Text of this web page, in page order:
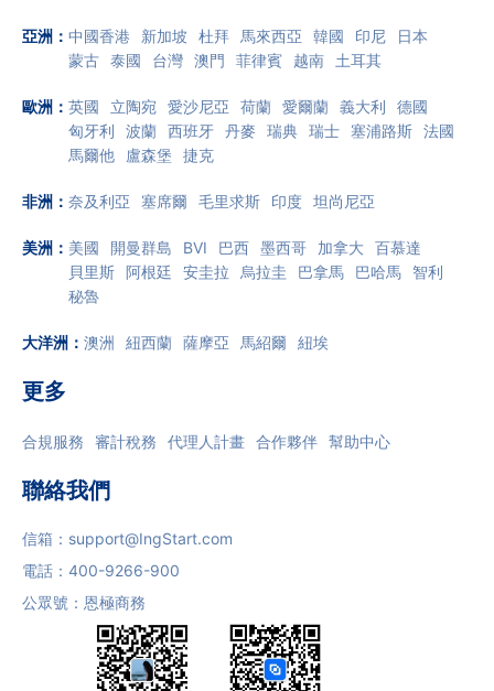
亞洲 ： 中國香港 新加坡 杜拜 馬來西亞 韓國 印尼
日本
蒙古 泰國 台灣 澳門 菲律賓 越南 土耳其
歐洲 ： 英國 立陶宛 愛沙尼亞 荷蘭 愛爾蘭 義大利
德國
匈牙利
波蘭 西班牙 丹麥 瑞典 瑞士 塞浦路斯 法國
馬爾他
盧森堡 捷克
非洲 ： 奈及利亞 塞席爾 毛里求斯 印度 坦尚尼亞
美洲 ： 美國 開曼群島 BVI 巴西 墨西哥 加拿大
百慕達
貝里斯 阿根廷 安圭拉 烏拉圭 巴拿馬 巴哈馬
智利
秘魯
大洋洲 ： 澳洲 紐西蘭 薩摩亞 馬紹爾 紐埃
更多
合規服務 審計稅務 代理人計畫 合作夥伴 幫助中心
聯絡我們
信箱： support@IngStart.com
電話： 400-9266-900
公眾號：恩極商務